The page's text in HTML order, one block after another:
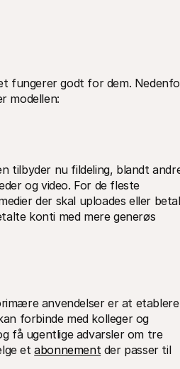
fungerer godt for dem.
modellen:
tilbyder nu fildeling, blandt
og video. For de fleste
der skal uploades eller
konti med mere generøs
anvendelser er at etablere
forbinde med kolleger og
få ugentlige advarsler om tre
et abonnement der passer til